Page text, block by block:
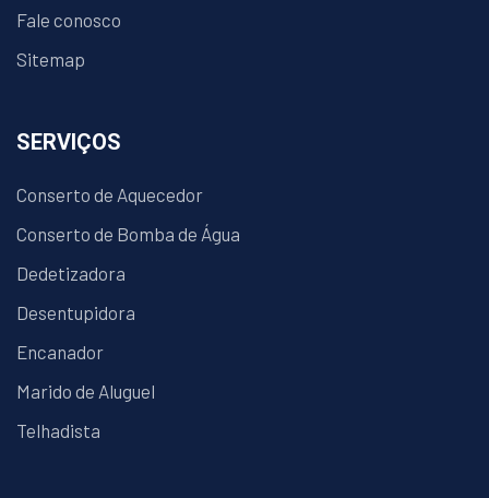
Fale conosco
Sitemap
SERVIÇOS
Conserto de Aquecedor
Conserto de Bomba de Água
Dedetizadora
Desentupidora
Encanador
Marido de Aluguel
Telhadista